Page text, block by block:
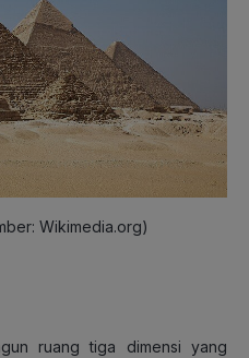
Wikimedia.org)
ruang tiga dimensi yang